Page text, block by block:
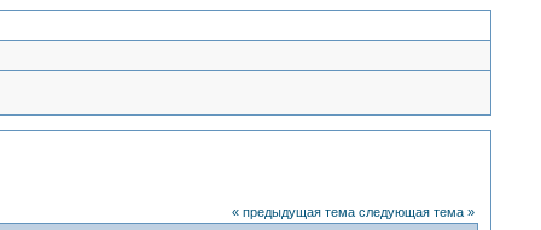
« предыдущая тема следующая тема »